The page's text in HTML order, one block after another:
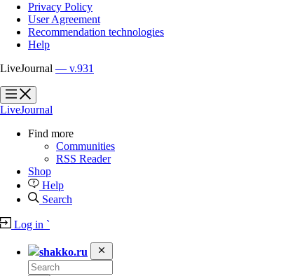
Privacy Policy
User Agreement
Recommendation technologies
Help
LiveJournal — v.931
?
?
LiveJournal
Find more
Communities
RSS Reader
Shop
Help
Search
Log in `
shakko.ru